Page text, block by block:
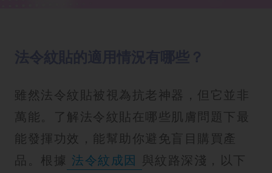
雖然法令紋貼被視為抗老神器，但它並非
萬能。了解法令紋貼在哪些肌膚問題下最
能發揮功效，能幫助你避免盲目購買產
品。根據 法令紋成因 與紋路深淺，以下